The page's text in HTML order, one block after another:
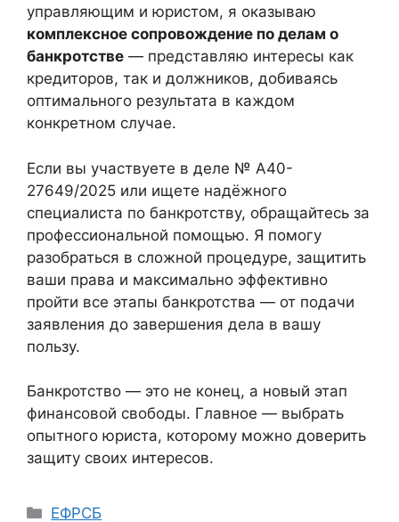
управляющим и юристом, я оказываю
комплексное сопровождение по делам о
банкротстве — представляю интересы как
кредиторов, так и должников, добиваясь
оптимального результата в каждом
конкретном случае.
Если вы участвуете в деле № А40-
27649/2025 или ищете надёжного
специалиста по банкротству, обращайтесь за
профессиональной помощью. Я помогу
разобраться в сложной процедуре, защитить
ваши права и максимально эффективно
пройти все этапы банкротства — от подачи
заявления до завершения дела в вашу
пользу.
Банкротство — это не конец, а новый этап
финансовой свободы. Главное — выбрать
опытного юриста, которому можно доверить
защиту своих интересов.
Рубрики
ЕФРСБ